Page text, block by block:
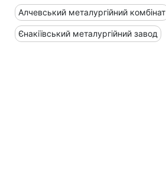
Алчевський металургійний комбінат
Єнакіївський металургійний завод